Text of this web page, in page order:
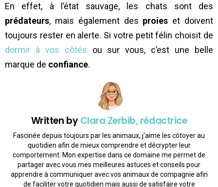
En effet, à l’état sauvage, les chats sont des
prédateurs, mais également des proies et doivent
toujours rester en alerte. Si votre petit félin choisit de
dormir à vos côtés ou sur vous, c’est une belle
marque de confiance.
Written byClara Zerbib, rédactrice
Fascinée depuis toujours par les animaux, j'aime les côtoyer au
quotidien afin de mieux comprendre et décrypter leur
comportement. Mon expertise dans ce domaine me permet de
partager avec vous mes meilleures astuces et conseils pour
apprendre à communiquer avec vos animaux de compagnie afin
de faciliter votre quotidien mais aussi de satisfaire votre